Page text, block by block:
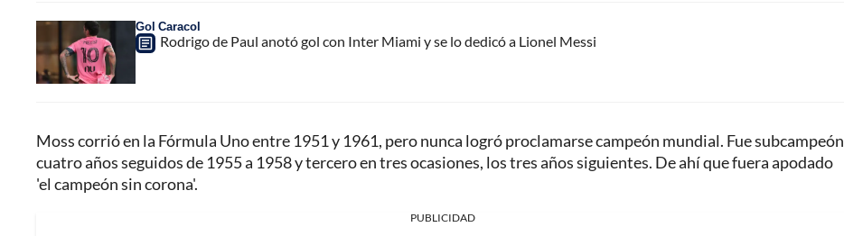
Gol Caracol
Rodrigo de Paul anotó gol con Inter Miami y se lo dedicó a Lionel Messi
Moss corrió en la Fórmula Uno entre 1951 y 1961, pero nunca logró proclamarse campeón mundial. Fue subcampeón
cuatro años seguidos de 1955 a 1958 y tercero en tres ocasiones, los tres años siguientes. De ahí que fuera apodado
'el campeón sin corona'.
PUBLICIDAD